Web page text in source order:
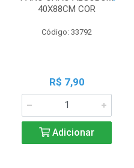
40X88CM COR
Código: 33792
R$ 7,90
Adicionar